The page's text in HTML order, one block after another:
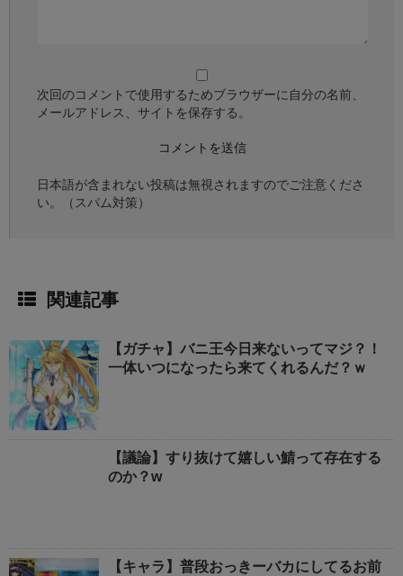
次回のコメントで使用するためブラウザーに自分の名前、
メールアドレス、サイトを保存する。
日本語が含まれない投稿は無視されますのでご注意くださ
い。（スパム対策）
関連記事
【ガチャ】バニ王今日来ないってマジ？！
一体いつになったら来てくれるんだ？ｗ
【議論】すり抜けて嬉しい鯖って存在する
のか？w
【キャラ】普段おっきーバカにしてるお前